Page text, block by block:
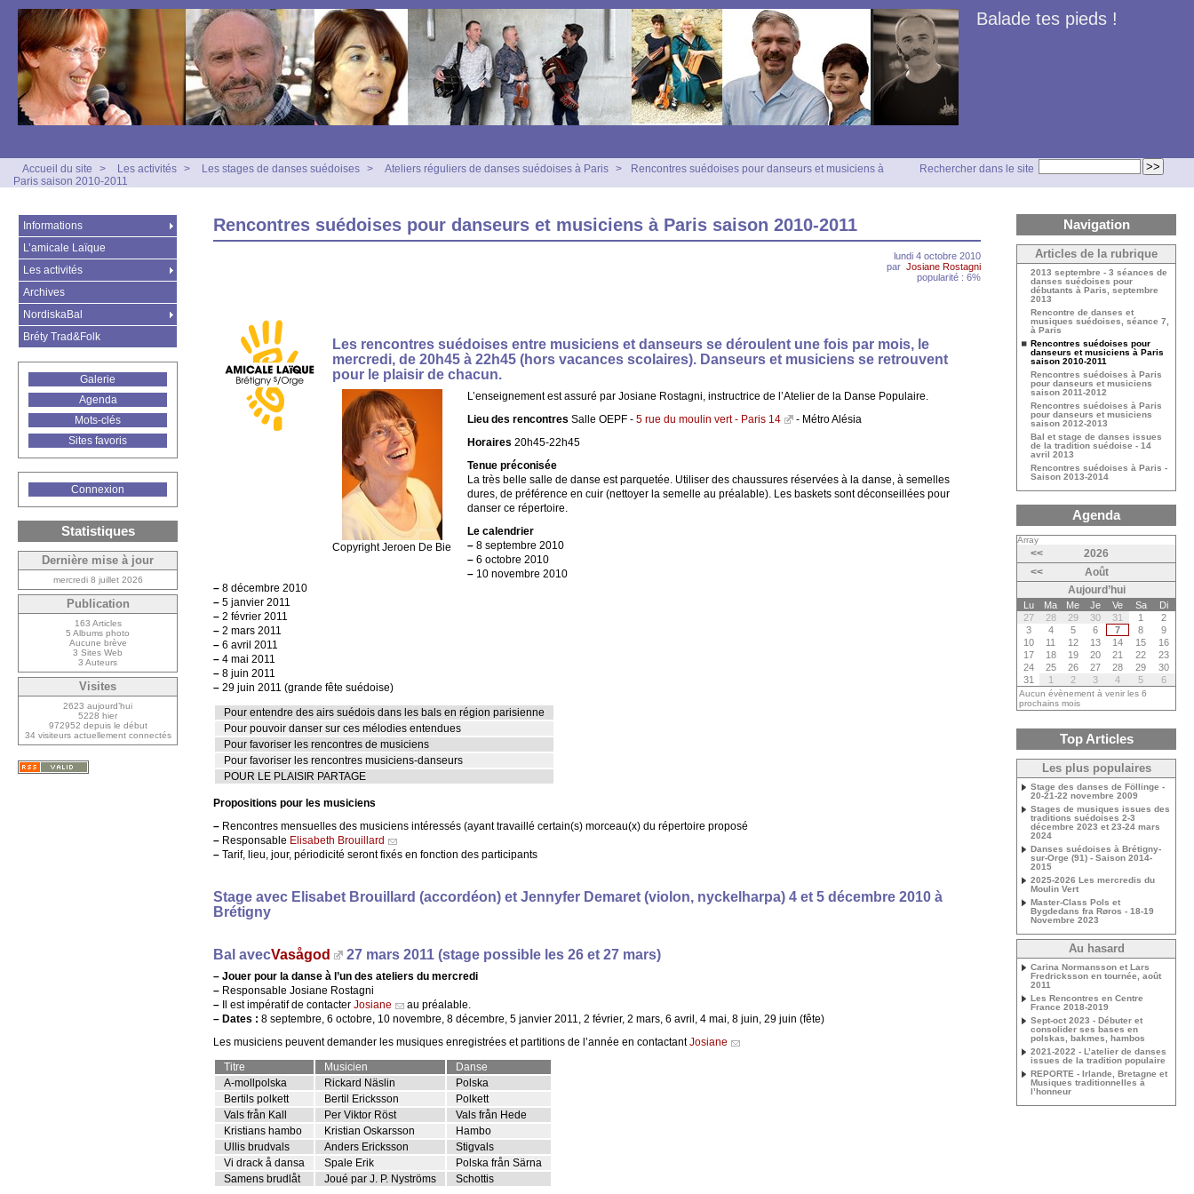
Balade tes pieds !
Rechercher dans le site
Accueil du site > Les activités > Les stages de danses suédoises > Ateliers réguliers de danses suédoises à Paris >
Rencontres suédoises pour danseurs et musiciens à
Paris saison 2010-2011
Rencontres suédoises pour danseurs et musiciens à Paris saison 2010-2011
lundi 4 octobre 2010
par Josiane Rostagni
popularité : 6%
Les rencontres suédoises entre musiciens et danseurs se déroulent une fois par mois, le
mercredi, de 20h45 à 22h45 (hors vacances scolaires). Danseurs et musiciens se retrouvent
pour le plaisir de chacun.
Copyright Jeroen De Bie
L’enseignement est assuré par Josiane Rostagni, instructrice de l’Atelier de la Danse Populaire.
Lieu des rencontres Salle OEPF - 5 rue du moulin vert - Paris 14
- Métro Alésia
Horaires 20h45-22h45
Tenue préconisée
La très belle salle de danse est parquetée. Utiliser des chaussures réservées à la danse, à semelles
dures, de préférence en cuir (nettoyer la semelle au préalable). Les baskets sont déconseillées pour
danser ce répertoire.
Le calendrier
– 8 septembre 2010
– 6 octobre 2010
– 10 novembre 2010
– 8 décembre 2010
– 5 janvier 2011
– 2 février 2011
– 2 mars 2011
– 6 avril 2011
– 4 mai 2011
– 8 juin 2011
– 29 juin 2011 (grande fête suédoise)
Pour entendre des airs suédois dans les bals en région parisienne
Pour pouvoir danser sur ces mélodies entendues
Pour favoriser les rencontres de musiciens
Pour favoriser les rencontres musiciens-danseurs
POUR LE PLAISIR PARTAGE
Propositions pour les musiciens
– Rencontres mensuelles des musiciens intéressés (ayant travaillé certain(s) morceau(x) du répertoire proposé
– Responsable Elisabeth Brouillard
– Tarif, lieu, jour, périodicité seront fixés en fonction des participants
Stage avec Elisabet Brouillard (accordéon) et Jennyfer Demaret (violon, nyckelharpa) 4 et 5 décembre 2010 à
Brétigny
Bal avecVasågod 27 mars 2011 (stage possible les 26 et 27 mars)
– Jouer pour la danse à l’un des ateliers du mercredi
– Responsable Josiane Rostagni
– Il est impératif de contacter Josiane
au préalable.
– Dates : 8 septembre, 6 octobre, 10 novembre, 8 décembre, 5 janvier 2011, 2 février, 2 mars, 6 avril, 4 mai, 8 juin, 29 juin (fête)
Les musiciens peuvent demander les musiques enregistrées et partitions de l’année en contactantJosiane
Titre
Musicien
Danse
A-mollpolska
Rickard Näslin
Polska
Bertils polkett
Bertil Ericksson
Polkett
Vals från Kall
Per Viktor Röst
Vals från Hede
Kristians hambo
Kristian Oskarsson
Hambo
Ullis brudvals
Anders Ericksson
Stigvals
Vi drack å dansa
Spale Erik
Polska från Särna
Samens brudlåt
Joué par J. P. Nyströms Schottis
Informations
L’amicale Laïque
Les activités
Archives
NordiskaBal
Bréty Trad&Folk
Galerie
Agenda
Mots-clés
Sites favoris
Connexion
Statistiques
Dernière mise à jour
mercredi 8 juillet 2026
Publication
163 Articles
5 Albums photo
Aucune brève
3 Sites Web
3 Auteurs
Visites
2623 aujourd’hui
5228 hier
972952 depuis le début
34 visiteurs actuellement connectés
Navigation
Articles de la rubrique
2013 septembre - 3 séances de
danses suédoises pour
débutants à Paris, septembre
2013
Rencontre de danses et
musiques suédoises, séance 7,
à Paris
Rencontres suédoises pour
danseurs et musiciens à Paris
saison 2010-2011
Rencontres suédoises à Paris
pour danseurs et musiciens
saison 2011-2012
Rencontres suédoises à Paris
pour danseurs et musiciens
saison 2012-2013
Bal et stage de danses issues
de la tradition suédoise - 14
avril 2013
Rencontres suédoises à Paris -
Saison 2013-2014
Agenda
Array
<<
2026
<<
Août
Aujourd’hui
Lu Ma Me Je Ve Sa
Di
27
28 29 30 31 1
2
3
4 5 6 7 8
9
10
11 12 13 14 15
16
17
18 19 20 21 22
23
24
25 26 27 28 29
30
31
1 2 3 4 5 6
Aucun évènement à venir les 6
prochains mois
Top Articles
Les plus populaires
Stage des danses de Föllinge -
20-21-22 novembre 2009
Stages de musiques issues des
traditions suédoises 2-3
décembre 2023 et 23-24 mars
2024
Danses suédoises à Brétigny-
sur-Orge (91) - Saison 2014-
2015
2025-2026 Les mercredis du
Moulin Vert
Master-Class Pols et
Bygdedans fra Røros - 18-19
Novembre 2023
Au hasard
Carina Normansson et Lars
Fredricksson en tournée, août
2011
Les Rencontres en Centre
France 2018-2019
Sept-oct 2023 - Débuter et
consolider ses bases en
polskas, bakmes, hambos
2021-2022 - L’atelier de danses
issues de la tradition populaire
REPORTE - Irlande, Bretagne et
Musiques traditionnelles à
l’honneur